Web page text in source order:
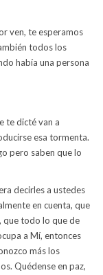
ven, te esperamos
todos los
había una persona
te dicté van a
esa tormenta.
pero saben que lo
decirles a ustedes
en cuenta, que
que todo lo que de
a Mí, entonces
más los
Quédense en paz,